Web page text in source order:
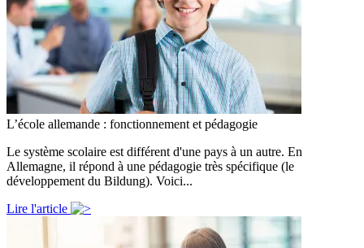
L’école allemande : fonctionnement et pédagogie
Le système scolaire est différent d'une pays à un autre. En
Allemagne, il répond à une pédagogie très spécifique (le
développement du Bildung). Voici...
Lire l'article